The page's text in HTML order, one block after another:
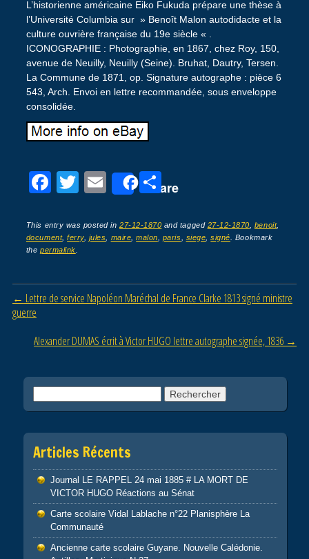
F
c
e
o
k
T
tt
er
E
ail
Share
P
ta
g
This entry was posted in27-12-1870 and tagged 27-12-1870 benoit,
document,ferry, jules maire ,malon paris siege ,signé . Bookmark
thepermalink
Post navigation
← Lettre de service Napoléon Maréchal de France Clarke 1813 signé ministre
guerre
Alexander DUMAS écrit à Victor HUGO lettre autographe signée, 1836 →
Articles Récents
Journal LE RAPPEL 24 mai 1885 # LA MORT DE
VICTOR HUGO Réactions au Sénat
Carte scolaire Vidal Lablache n°22 Planisphère La
Communauté
Ancienne carte scolaire Guyane. Nouvelle Calédonie.